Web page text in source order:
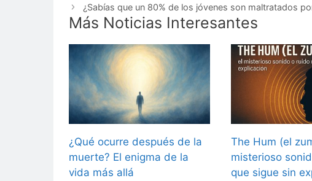
¿Sabías que un 80% de los jóvenes son maltratados
Más Noticias Interesantes
¿Qué ocurre después de la
muerte? El enigma de la
vida más allá
The Hum (el
misterioso
que sigue sin